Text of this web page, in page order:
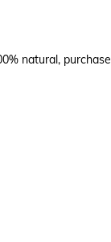
natural,